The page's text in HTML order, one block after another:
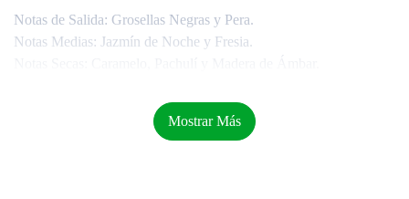
Notas de Salida: Grosellas Negras y Pera.
Notas Medias: Jazmín de Noche y Fresia.
Mostrar Más